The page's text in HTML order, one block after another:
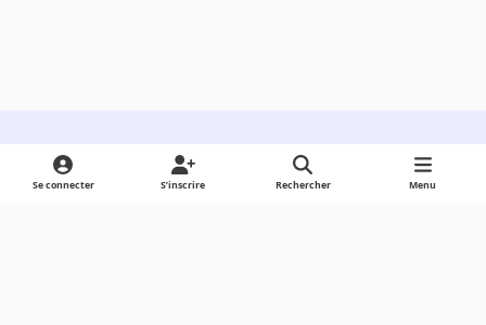
Light ModeDark ModeSystem Preference
Se connecter S’inscrire Rechercher Menu